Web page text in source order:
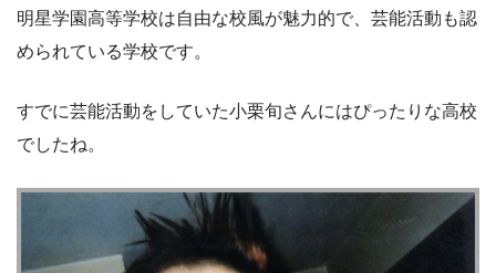
明星学園高等学校は自由な校風が魅力的で、芸能活動も認
められている学校です。
すでに芸能活動をしていた小栗旬さんにはぴったりな高校
でしたね。